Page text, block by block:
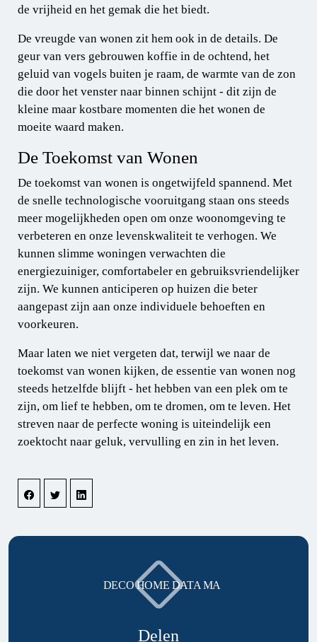
de vrijheid en het gemak die het biedt.
De vreugde van wonen zit hem ook in de details. De
geur van vers gebrouwen koffie in de ochtend, het
geluid van vogels buiten je raam, de warmte van de zon
die door het venster naar binnen schijnt - dit zijn de
kleine maar kostbare momenten die het wonen de
moeite waard maken.
De Toekomst van Wonen
De toekomst van wonen is ongetwijfeld spannend. Met
de snelle technologische vooruitgang staan ons steeds
meer mogelijkheden open om onze woonomgeving te
verbeteren en onze levenskwaliteit te verhogen. We
kunnen slimme woningen verwachten die
energiezuiniger, comfortabeler en gebruiksvriendelijker
zijn. We kunnen anticiperen op huizen die beter
aangepast zijn aan onze individuele behoeften en
voorkeuren.
Maar laten we niet vergeten dat, terwijl we naar de
toekomst van wonen kijken, de essentie van wonen nog
steeds hetzelfde blijft - het hebben van een plek om te
zijn, om lief te hebben, om te dromen, om te leven. Het
streven naar de perfecte woning is uiteindelijk een
zoektocht naar geluk, vervulling en zin in het leven.
DECO HOME DATA MA
Delen